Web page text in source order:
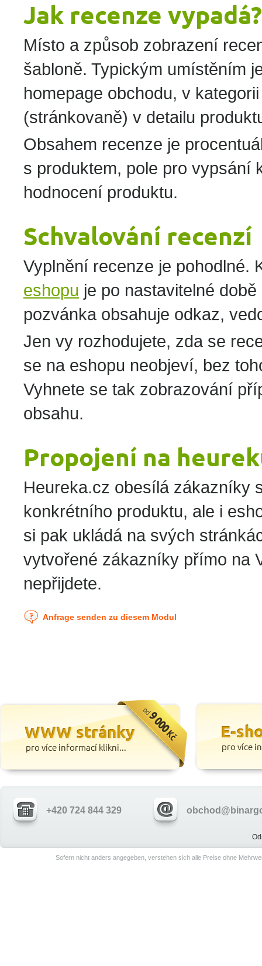
Jak recenze vypadá?
Místo a způsob zobrazení
šabloně. Typickým umístěním
homepage obchodu, v
(stránkovaně) v detailu
Obsahem recenze je
s produktem, pole pro vypsání
hodnocení produktu.
Schvalování recenzí
Vyplnění recenze je pohodlné.
eshopu je po nastavitelné
pozvánka obsahuje odkaz,
Jen vy rozhodujete, zda se
se na eshopu neobjeví, bez
Vyhnete se tak zobrazování
obsahu.
Propojení na
Heureka.cz obesílá zákazníky
konkrétního produktu, ale i
si pak ukládá na svých
vytvořené zákazníky přímo na
nepřijdete.
Anfrage senden zu diesem Modul
+420 724 844 329
Sofern nicht anders angegeben, verstehen sich alle Preise ohne